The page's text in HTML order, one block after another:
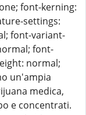
font-kerning:
settings:
font-variant-
font-
normal;
un'ampia
medica,
e concentrati.